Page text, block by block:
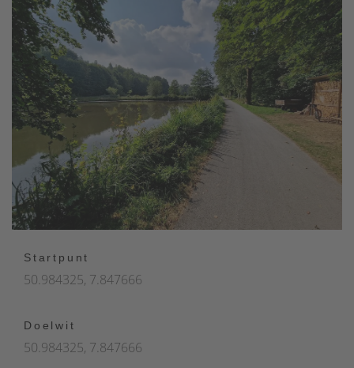
Startpunt
50.984325, 7.847666
Doelwit
50.984325, 7.847666